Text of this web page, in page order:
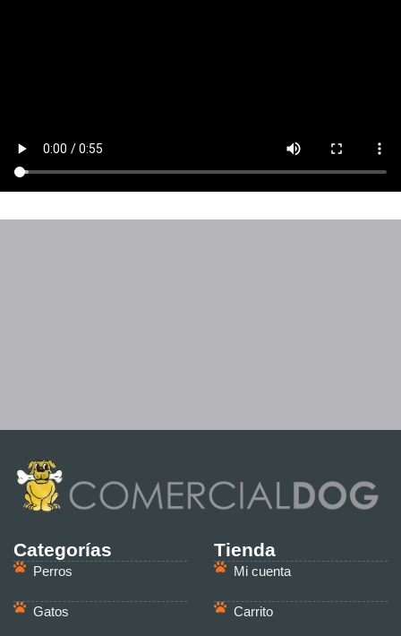
Categorías
Perros
Gatos
Tienda
Mi cuenta
Carrito